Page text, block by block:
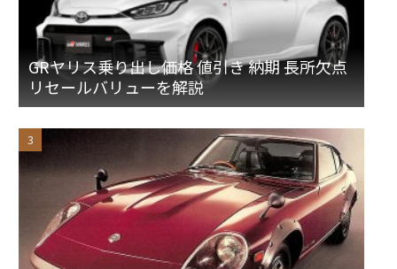
GRヤリス乗り出し価格 値引き 納期 長所欠点
リセールバリューを解説